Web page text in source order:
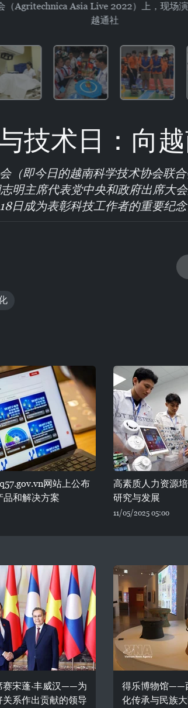
（Agritechnica Asia Live 2022）上，现场
越通社
技术日：向
（即今日的越南科学技术协会联
明主席代表党中央和政府出席大
18日成为表彰科技工作者的重要纪念
网站上公布
品和解决方案
高素质人力资源
研究与发展
11/05/2025 05:00
赛宋蓬·丰威汉——为
系作出贡献的领导
得乐博物馆——
化传承与民族